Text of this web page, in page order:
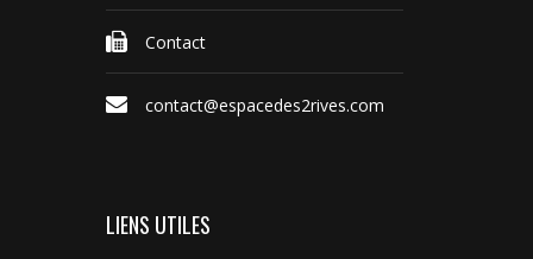
Contact
contact@espacedes2rives.com
LIENS UTILES